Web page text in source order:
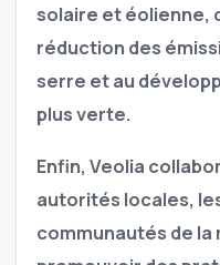
solaire et éolienne,
réduction des
serre et au
plus verte.
Enfin, Veolia
autorités locales,
communautés de la